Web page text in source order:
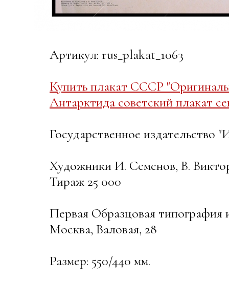
Артикул: rus_plakat_1063
Купить плакат СССР
Антарктида советский плакат
Государственное
Художники И. Семенов, В.
Тираж 25 000
Первая Образцовая
Москва, Валовая, 28
Размер: 550/440 мм.